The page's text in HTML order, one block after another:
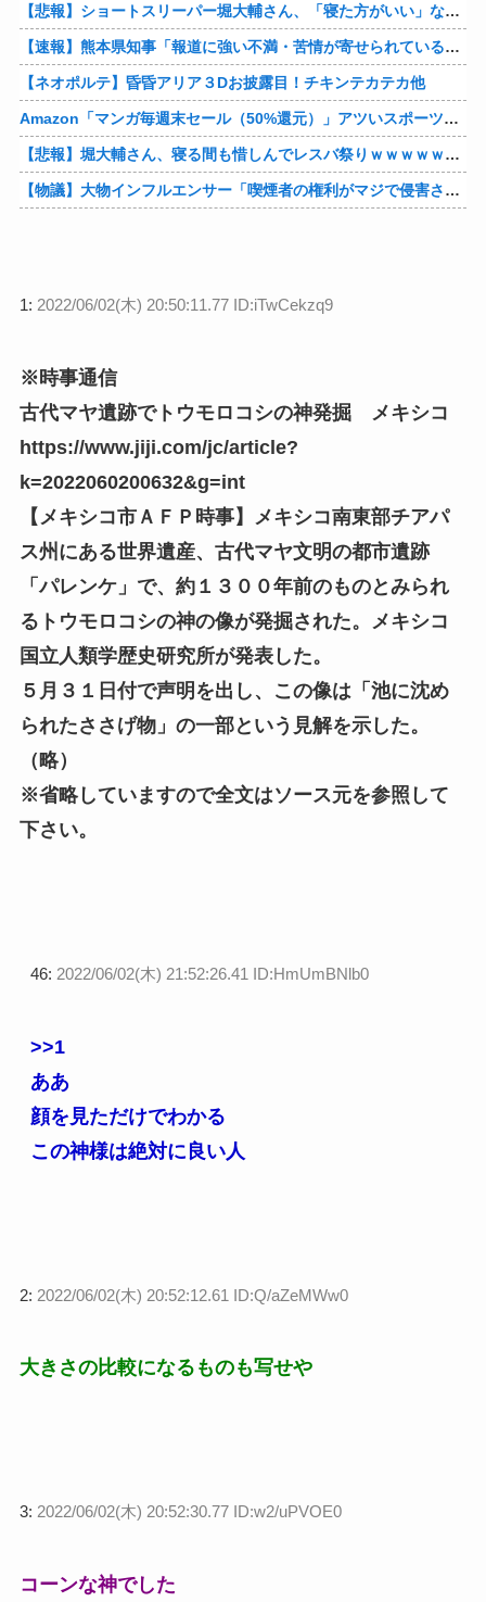
【悲報】ショートスリーパー堀大輔さん、「寝た方がいい」などと誹謗中傷され配信中に泣き出してしまう
【速報】熊本県知事「報道に強い不満・苦情が寄せられている」→TBSの報道特集がまさにそれな件他
【ネオポルテ】昏昏アリア３Dお披露目！チキンテカテカ他
Amazon「マンガ毎週末セール（50%還元）」アツいスポーツマンガ祭り最終日到来！！！他
【悲報】堀大輔さん、寝る間も惜しんでレスバ祭りｗｗｗｗｗｗｗｗｗｗｗｗｗｗｗｗｗｗｗｗｗｗｗｗ他
【物議】大物インフルエンサー「喫煙者の権利がマジで侵害されてる。いくら税金払ってるんだ」他
1: 2022/06/02(木) 20:50:11.77 ID:iTwCekzq9
※時事通信
古代マヤ遺跡でトウモロコシの神発掘 メキシコ
https://www.jiji.com/jc/article?
k=2022060200632&g=int
【メキシコ市ＡＦＰ時事】メキシコ南東部チアパ
ス州にある世界遺産、古代マヤ文明の都市遺跡
「パレンケ」で、約１３００年前のものとみられ
るトウモロコシの神の像が発掘された。メキシコ
国立人類学歴史研究所が発表した。
５月３１日付で声明を出し、この像は「池に沈め
られたささげ物」の一部という見解を示した。
（略）
※省略していますので全文はソース元を参照して
下さい。
46: 2022/06/02(木) 21:52:26.41 ID:HmUmBNlb0
>>1
ああ
顔を見ただけでわかる
この神様は絶対に良い人
2: 2022/06/02(木) 20:52:12.61 ID:Q/aZeMWw0
大きさの比較になるものも写せや
3: 2022/06/02(木) 20:52:30.77 ID:w2/uPVOE0
コーンな神でした